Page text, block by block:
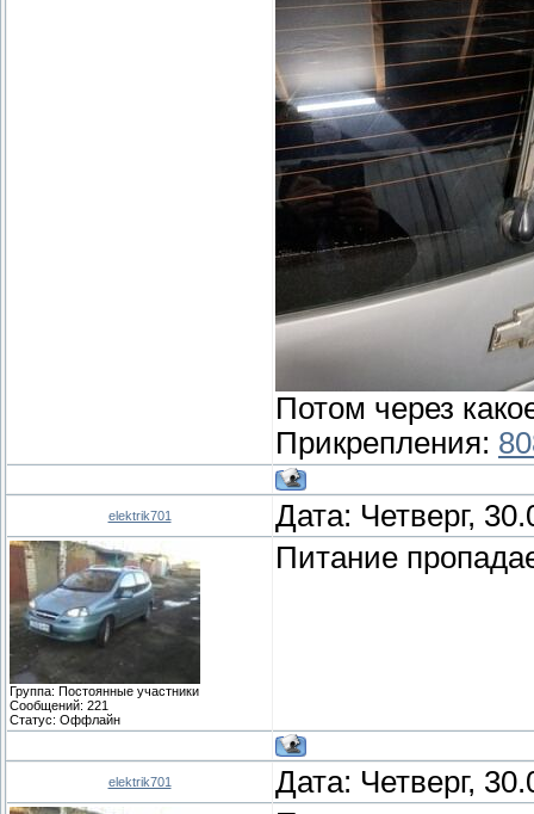
Потом через
Прикрепления:
elektrik701 Дата: Четверг,
Группа: Постоянные участники
Сообщений: 221
Статус: Оффлайн
Питание
elektrik701 Дата: Четверг,